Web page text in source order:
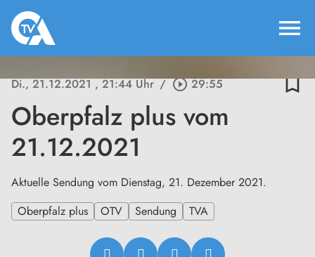
menu
Di., 21.12.2021, 21:44 Uhr / play_circle_outline29:55 bookmark_border
Oberpfalz plus vom
21.12.2021
Aktuelle Sendung vom Dienstag, 21. Dezember 2021.
Oberpfalz plus
OTV Sendung TVA